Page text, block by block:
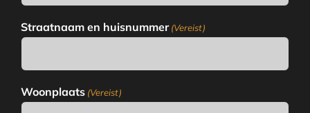
Straatnaam en huisnummer (Vereist)
Woonplaats (Vereist)